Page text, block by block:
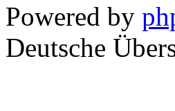
Powered by
Deutsche